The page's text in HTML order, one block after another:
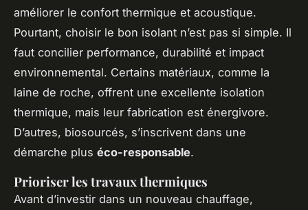
améliorer le confort thermique et acoustique.
Pourtant, choisir le bon isolant n’est pas si simple. Il
faut concilier performance, durabilité et impact
environnemental. Certains matériaux, comme la
laine de roche, offrent une excellente isolation
thermique, mais leur fabrication est énergivore.
D’autres, biosourcés, s’inscrivent dans une
démarche plus éco-responsable.
Prioriser les travaux thermiques
Avant d’investir dans un nouveau chauffage,